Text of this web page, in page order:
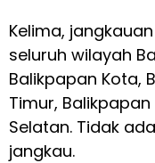
Kelima,
seluruh wilayah
Balikpapan Kota,
Timur,
Selatan. Tidak
jangkau.